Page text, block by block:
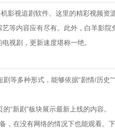
影视追剧软件。这里的精彩视频资
等内容应有尽有。此外，白羊影院
视剧，更新速度堪称一绝。
等多种形式，能够依据“剧情/历史
“新剧”板块展示最新上线的内容。
，在没有网络的情况下也能观看。